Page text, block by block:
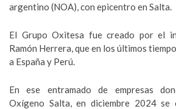
argentino (NOA), con epicentro en Salta.
El Grupo Oxitesa fue creado por el
Ramón Herrera, que en los últimos
a España y Perú.
En ese entramado de empresas
Oxígeno Salta, en diciembre 2024 se